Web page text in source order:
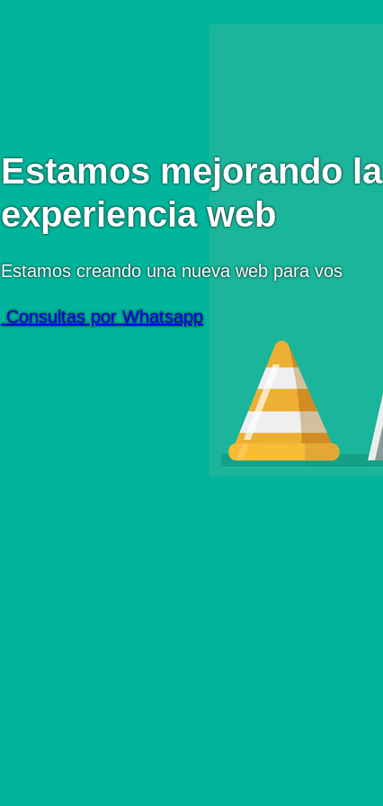
Estamos mejorando la
experiencia web
Estamos creando una nueva web para vos
Consultas por Whatsapp